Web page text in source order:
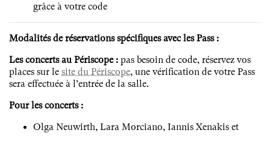
grâce à votre code
Modalités de réservations spécifiques avec les Pass :
Les concerts au Périscope : pas besoin de code, réservez vos
places sur le site du Périscope, une vérification de votre Pass
sera effectuée à l’entrée de la salle.
Pour les concerts :
Olga Neuwirth, Lara Morciano, Iannis Xenakis et